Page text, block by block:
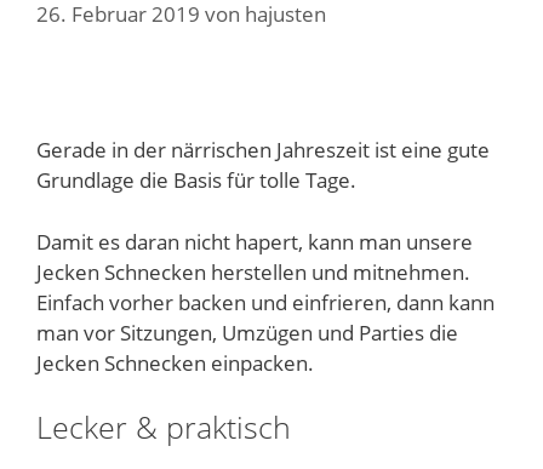
26. Februar 2019 von hajusten
Gerade in der närrischen Jahreszeit ist eine gute
Grundlage die Basis für tolle Tage.
Damit es daran nicht hapert, kann man unsere
Jecken Schnecken herstellen und mitnehmen.
Einfach vorher backen und einfrieren, dann kann
man vor Sitzungen, Umzügen und Parties die
Jecken Schnecken einpacken.
Lecker & praktisch